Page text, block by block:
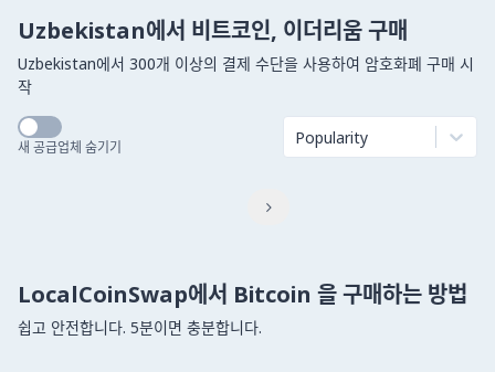
Uzbekistan에서 비트코인, 이더리움 구매
Uzbekistan에서 300개 이상의 결제 수단을 사용하여 암호화폐 구매 시
작
새 공급업체 숨기기 Popularity

LocalCoinSwap에서 Bitcoin 을 구매하는 방법
쉽고 안전합니다. 5분이면 충분합니다.